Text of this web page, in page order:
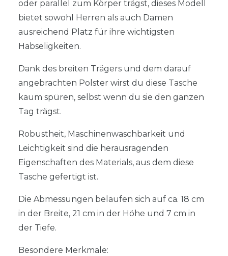
oder parallel zum Körper trägst, dieses Modell
bietet sowohl Herren als auch Damen
ausreichend Platz für ihre wichtigsten
Habseligkeiten.
Dank des breiten Trägers und dem darauf
angebrachten Polster wirst du diese Tasche
kaum spüren, selbst wenn du sie den ganzen
Tag trägst.
Robustheit, Maschinenwaschbarkeit und
Leichtigkeit sind die herausragenden
Eigenschaften des Materials, aus dem diese
Tasche gefertigt ist.
Die Abmessungen belaufen sich auf ca. 18 cm
in der Breite, 21 cm in der Höhe und 7 cm in
der Tiefe.
Besondere Merkmale: